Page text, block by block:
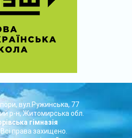
вул.Ружинська, 77
р-н, Житомирська обл.
гімназія
Всі права захищено.